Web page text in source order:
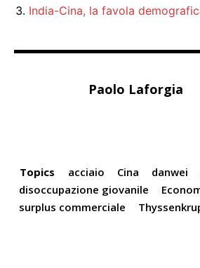
India-Cina, la favola
Paolo Laforgia
Topics acciaio Cina danwei
disoccupazione giovanile
surplus commerciale